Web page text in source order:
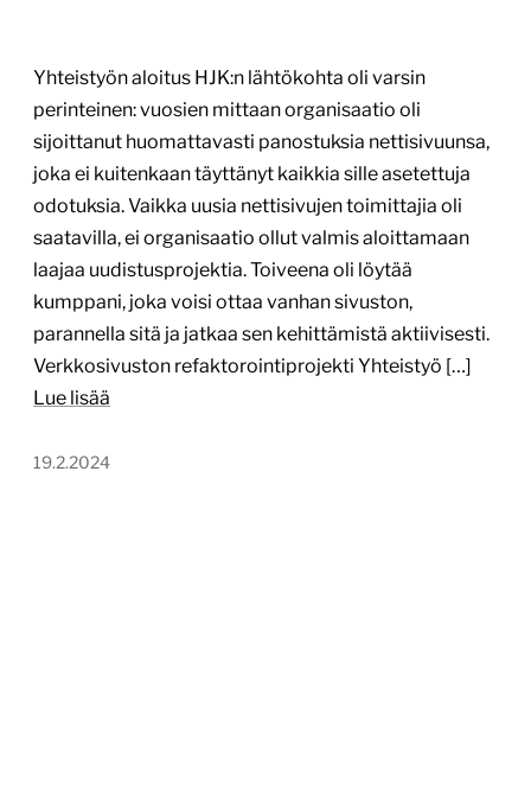
Yhteistyön aloitus HJK:n lähtökohta oli varsin
perinteinen: vuosien mittaan organisaatio oli
sijoittanut huomattavasti panostuksia nettisivuunsa,
joka ei kuitenkaan täyttänyt kaikkia sille asetettuja
odotuksia. Vaikka uusia nettisivujen toimittajia oli
saatavilla, ei organisaatio ollut valmis aloittamaan
laajaa uudistusprojektia. Toiveena oli löytää
kumppani, joka voisi ottaa vanhan sivuston,
parannella sitä ja jatkaa sen kehittämistä aktiivisesti.
Verkkosivuston refaktorointiprojekti Yhteistyö […]
Lue lisää
19.2.2024